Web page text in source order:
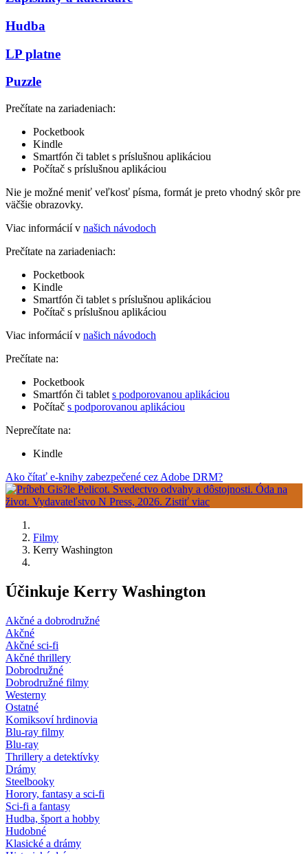
Hudba
LP platne
Puzzle
Prečítate na zariadeniach:
Pocketbook
Kindle
Smartfón či tablet s príslušnou aplikáciou
Počítač s príslušnou aplikáciou
Nie je možné meniť veľkosť písma, formát je preto vhodný skôr pre
väčšie obrazovky.
Viac informácií v našich návodoch
Prečítate na zariadeniach:
Pocketbook
Kindle
Smartfón či tablet s príslušnou aplikáciou
Počítač s príslušnou aplikáciou
Viac informácií v našich návodoch
Prečítate na:
Pocketbook
Smartfón či tablet s podporovanou aplikáciou
Počítač s podporovanou aplikáciou
Neprečítate na:
Kindle
Ako čítať e-knihy zabezpečené cez Adobe DRM?
Filmy
Kerry Washington
Účinkuje Kerry Washington
Akčné a dobrodružné
Akčné
Akčné sci-fi
Akčné thrillery
Dobrodružné
Dobrodružné filmy
Westerny
Ostatné
Komiksoví hrdinovia
Blu-ray filmy
Blu-ray
Thrillery a detektívky
Drámy
Steelbooky
Horory, fantasy a sci-fi
Sci-fi a fantasy
Hudba, šport a hobby
Hudobné
Klasické a drámy